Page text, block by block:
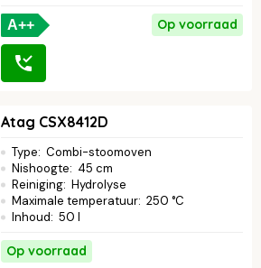
A++ Op voorraad
Atag CSX8412D
Type: Combi-stoomoven
Nishoogte: 45 cm
Reiniging: Hydrolyse
Maximale temperatuur: 250 °C
Inhoud: 50 l
Op voorraad